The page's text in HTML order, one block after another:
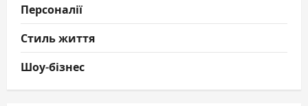
Персоналії
Стиль життя
Шоу-бізнес